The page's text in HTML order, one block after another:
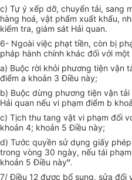
c) Tự ý xếp dỡ, chuyển tải, sang
hàng hoá, vật phẩm xuất khẩu,
kiểm tra, giám sát Hải quan.
6- Ngoài việc phạt tiền, còn bị
pháp hành chính khác đối với
a) Buộc rời khỏi phương tiện vận
điểm a khoản 3 Điều này;
b) Buộc dừng phương tiện vận
Hải quan nếu vi phạm điểm b
c) Tịch thu tang vật vi phạm đối
khoản 4; khoản 5 Điều này;
d) Tước quyền sử dụng giấy
trong vòng 30 ngày, nếu tái
khoản 5 Điều này''.
7/ Điều 12 được bổ sung, sửa đổi